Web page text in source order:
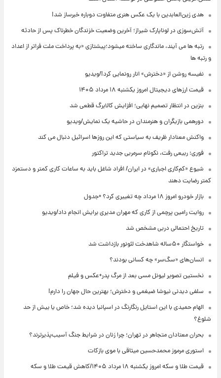
هدی زین‌العابدین با یک عکس هنری متفاوت دوباره خبرساز شد!
آتش‌سوزی در لوناپارک شیراز؛ آخرین وضعیت خزندگان خطرناک پس از حادثه
رتبه ها می آیند، ماندگاری ساخته میشود؛پیشتازی «به پرداخت ملت فراتر از اعداد
و رتبه ها
نفیسه روشن از «دخترش» انار رونمایی کرد!/ویدیو
قیمت ارزهای دیجیتال امروز یکشنبه ۱۸ مرداد ۱۴۰۵
بنزین در انتظار تصمیم نهایی؛ افزایش کالابرگ قطعی شد
دورهمی بازیگران و هنرمندان در حاشیه یک نمایش/ویدیو
واکنش معنادار ظریف به سیاستی که این روزها اسرائیل دنبال می کند
فوری: ربیعی رفت، نکونام سرمربی جدید تراکتور
شیوع «کم‌کاری اجباری» در ایران/ افراد شاغل باید به ساعات کاری کمتر و دستمزد
کمتر رضایت دهند
بازار خودرو امروز ۱۸ مرداد چه تغییری کرد؟ +جدول
روایت رامین پرچمی از کاری که مهران مدیری برایش انجام داد/ویدیو
تاریخ احتمالی دربی مشخص شد
خواستگار ۵۰ساله شاهدخت لئونور بازداشت شد
انسان‌های «سگ‌سر» چه کسانی بودند؟
نخستین تصویر لیونل مسی بعد از مرگ پدر+عکس و فیلم
سلفی دیدنی نیوشا ضیغمی و دخترش؛ بهترین حال جهان را دارم!
الهام حمیدی با این استایل رنگارنگ در اسپانیا دیده شد؛ خاص یا بیش از حد
شلوغ؟
بحران معتادان متجاهر در تهران؛ چرا زنان در شرایط جنگ آسیب‌پذیرترند؟
استوری مرموز محمدحسین میثاقی با موی بازکات
قیمت طلا و سکه امروز یکشنبه ۱۸ مرداد ۱۴۰۵/کاهش قیمت طلا و سکه